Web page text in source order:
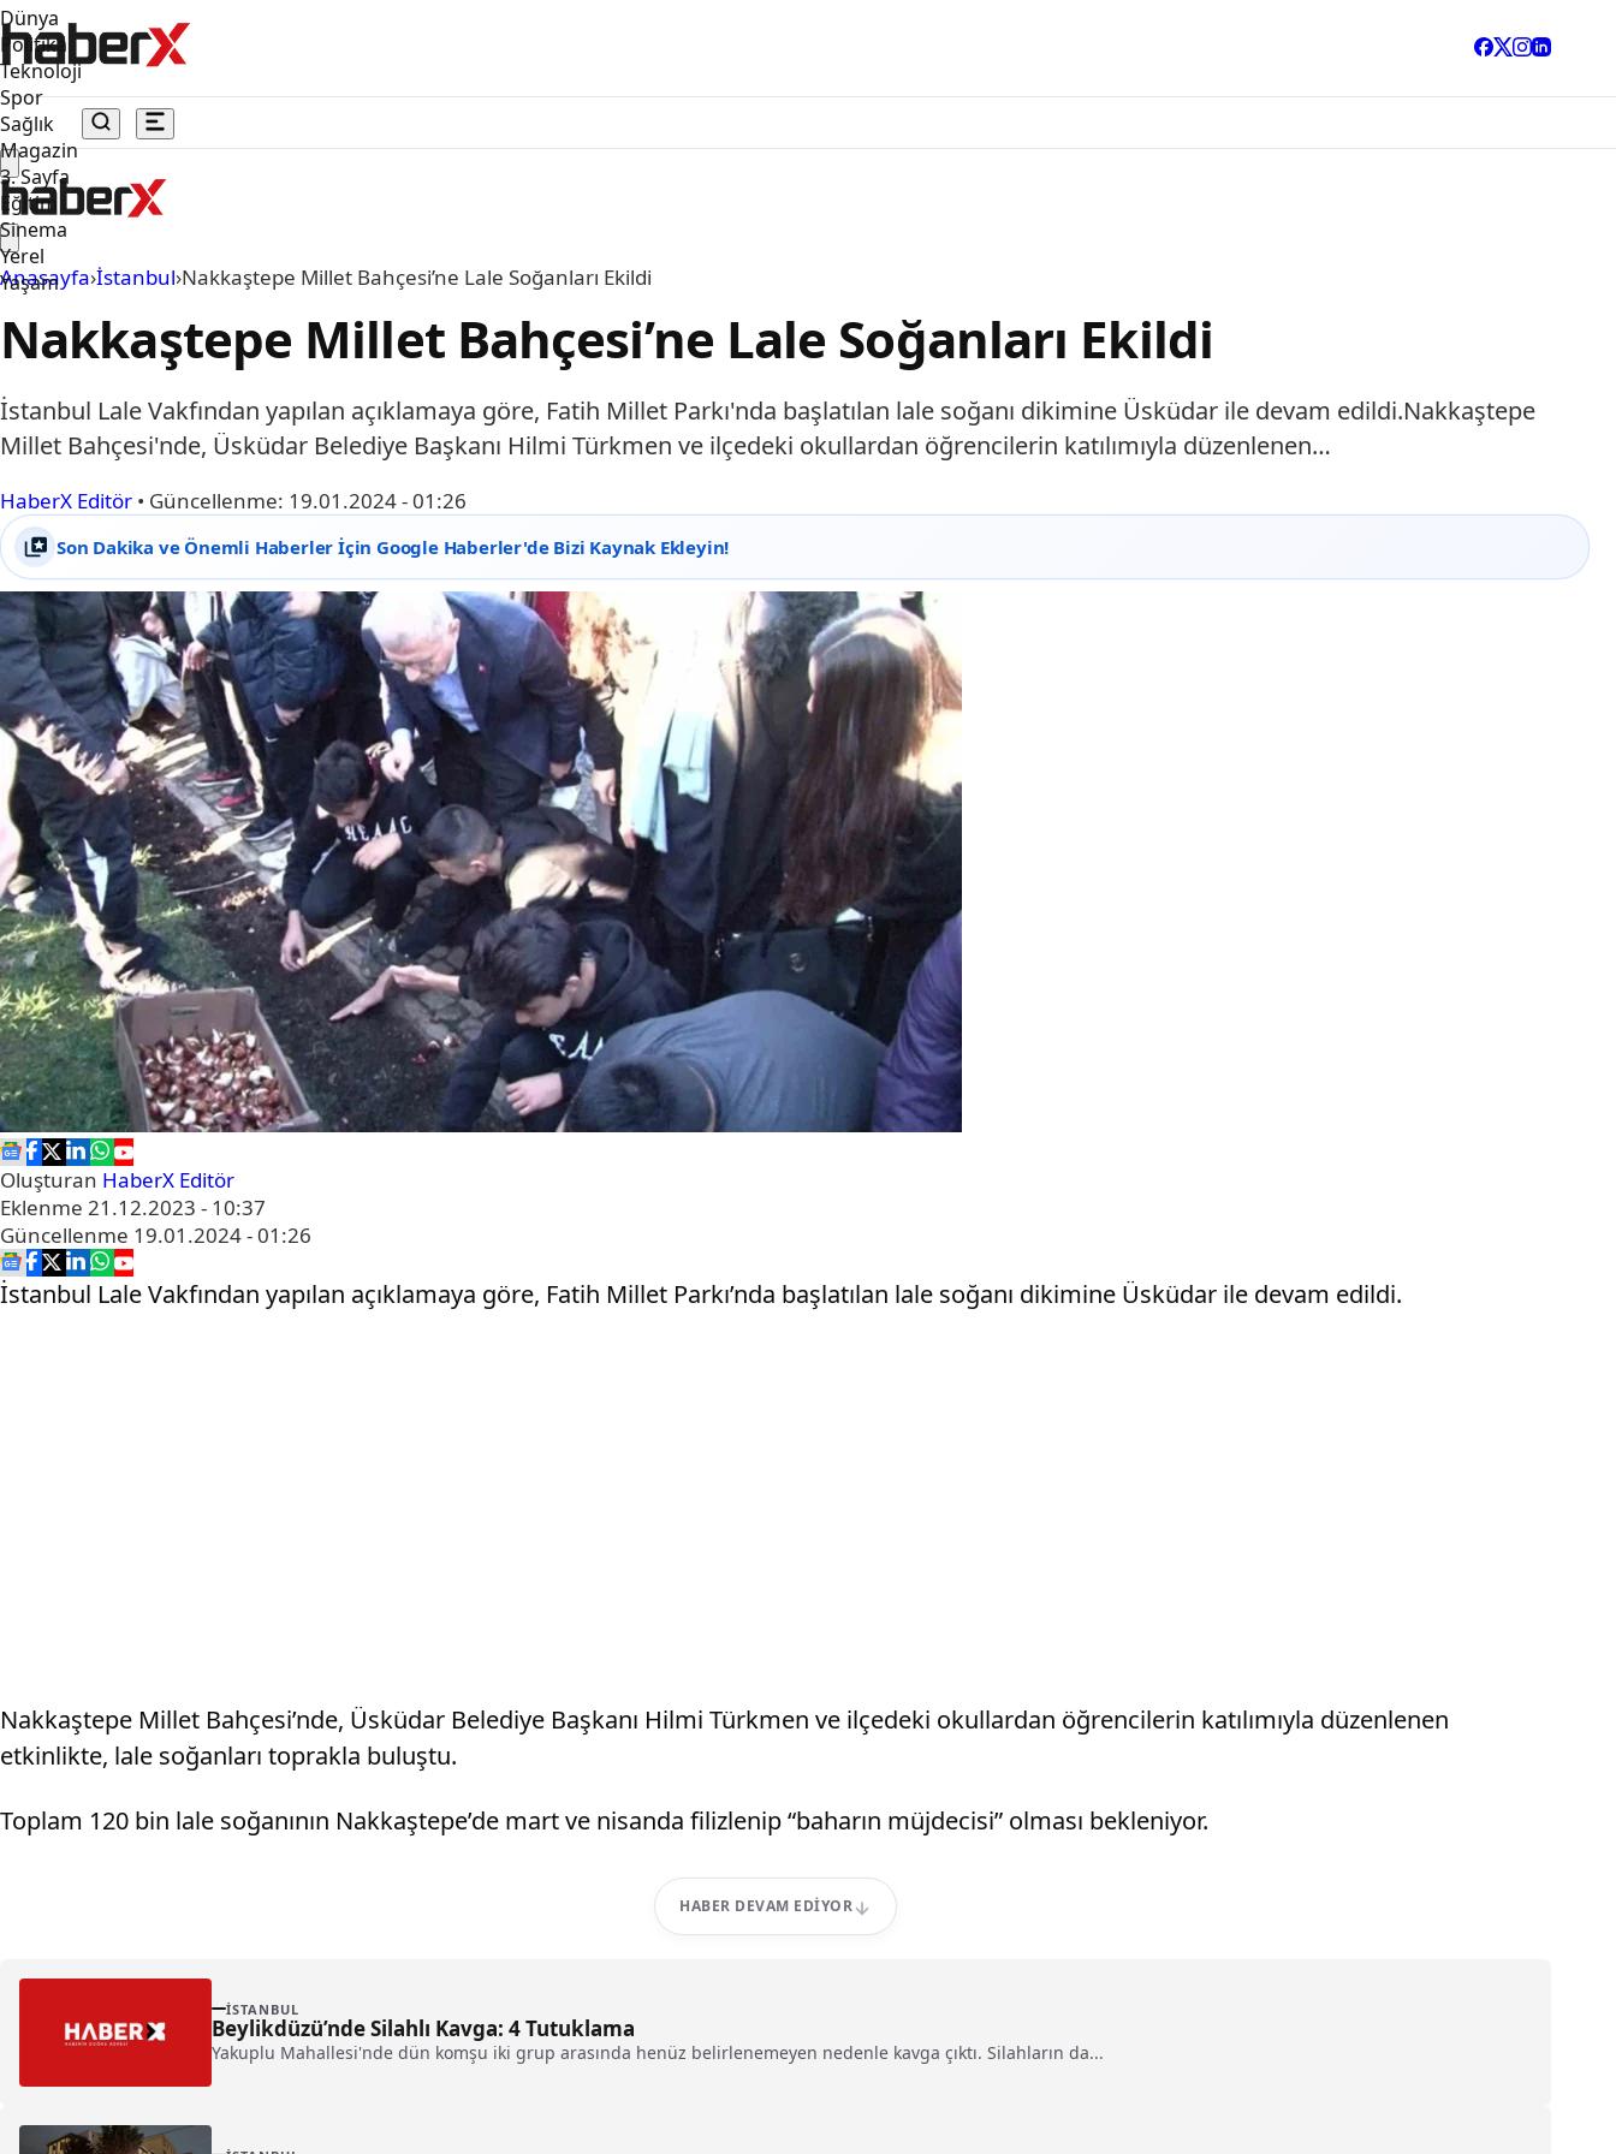
Dünya
Politika
Teknoloji
Spor
Sağlık
Magazin
3. Sayfa
Eğitim
Sinema
Yerel
Yaşam
Anasayfa›İstanbul›Nakkaştepe Millet Bahçesi’ne Lale Soğanları Ekildi
Nakkaştepe Millet Bahçesi’ne Lale Soğanları Ekildi
İstanbul Lale Vakfından yapılan açıklamaya göre, Fatih Millet Parkı'nda başlatılan lale soğanı dikimine Üsküdar ile devam edildi.Nakkaştepe
Millet Bahçesi'nde, Üsküdar Belediye Başkanı Hilmi Türkmen ve ilçedeki okullardan öğrencilerin katılımıyla düzenlenen…
HaberX Editör • Güncellenme: 19.01.2024 - 01:26
Son Dakika ve Önemli Haberler İçin Google Haberler'de Bizi Kaynak Ekleyin!
Oluşturan HaberX Editör
Eklenme 21.12.2023 - 10:37
Güncellenme 19.01.2024 - 01:26
İstanbul Lale Vakfından yapılan açıklamaya göre, Fatih Millet Parkı’nda başlatılan lale soğanı dikimine Üsküdar ile devam edildi.
Nakkaştepe Millet Bahçesi’nde, Üsküdar Belediye Başkanı Hilmi Türkmen ve ilçedeki okullardan öğrencilerin katılımıyla düzenlenen
etkinlikte, lale soğanları toprakla buluştu.
Toplam 120 bin lale soğanının Nakkaştepe’de mart ve nisanda filizlenip “baharın müjdecisi” olması bekleniyor.
HABER DEVAM EDIYOR
İSTANBUL
Beylikdüzü’nde Silahlı Kavga: 4 Tutuklama
Yakuplu Mahallesi'nde dün komşu iki grup arasında henüz belirlenemeyen nedenle kavga çıktı. Silahların da...